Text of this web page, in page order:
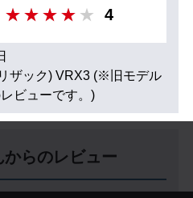
4
ザック) VRX3 (※旧モデル
ビューです。)
からのレビュー